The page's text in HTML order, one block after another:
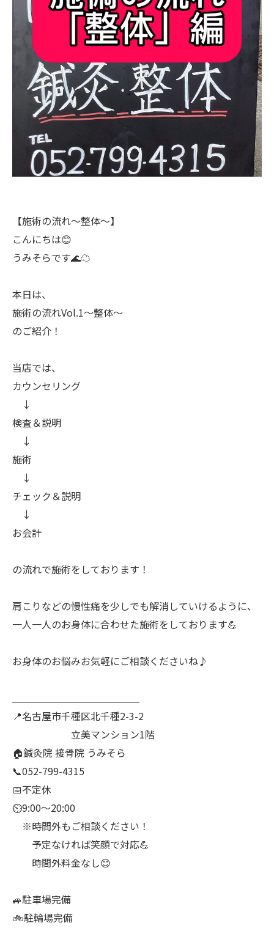
【施術の流れ～整体～】
こんにちは😊
うみそらです🌊☁
本日は、
施術の流れVol.1～整体～
のご紹介！
当店では、
カウンセリング
↓
検査＆説明
↓
施術
↓
チェック＆説明
↓
お会計
の流れで施術をしております！
肩こりなどの慢性痛を少しでも解消していけるように、
一人一人のお身体に合わせた施術をしております💪
お身体のお悩みお気軽にご相談くださいね♪
📍名古屋市千種区北千種2-3-2
立美マンション1階
🏠鍼灸院 接骨院 うみそら
📞052-799-4315
📅不定休
⏲9:00～20:00
※時間外もご相談ください！
予定なければ笑顔で対応💪
時間外料金なし😊
🚙駐車場完備
🚲駐輪場完備